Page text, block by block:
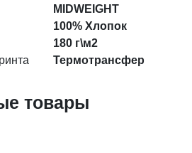
MIDWEIGHT
100% Хлопок
180 г\м2
Термотрансфер
товары